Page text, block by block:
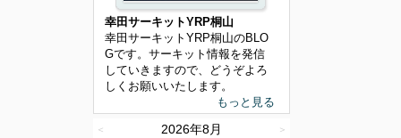
幸田サーキットYRP桐山
幸田サーキットYRP桐山のBLO
Gです。サーキット情報を発信
していきますので、どうぞよろ
しくお願いいたします。
もっと見る
＜ 2026年8月
＞